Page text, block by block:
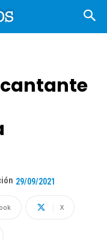
29/09/2021
X